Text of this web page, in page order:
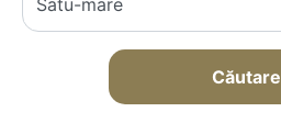
Căutare